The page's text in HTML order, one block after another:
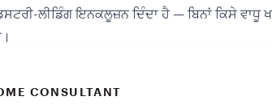
ਲੀਡਿੰਗ ਇਨਕਲੂਜ਼ਨ ਦਿੰਦਾ ਹੈ — ਬਿਨਾਂ ਕਿਸੇ ਵਾਧੂ
CONSULTANT